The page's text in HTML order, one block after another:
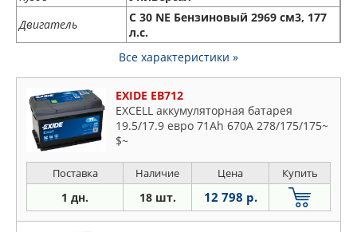
Двигатель
C 30 NE Бензиновый 2969 см3, 177
л.с.
Все характеристики »
EXIDE EB712
EXCELL аккумуляторная батарея
19.5/17.9 евро 71Ah 670A 278/175/175~
$~
Поставка Наличие Цена Купить
1 дн. 18 шт. 12 798 р.